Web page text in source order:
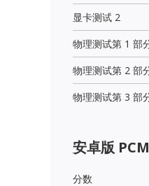
显卡测试 2
物理测试第 1 部
物理测试第 2 部
物理测试第 3 部
安卓版
分数